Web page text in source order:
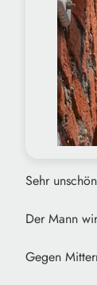
Sehr
Der Mann
Gegen